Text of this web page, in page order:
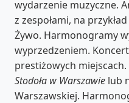
wydarzenie muzyczne.
z zespołami, na
Żywo. Harmonogramy
wyprzedzeniem.
prestiżowych
Stodoła w Warszawie lub
Warszawskiej.